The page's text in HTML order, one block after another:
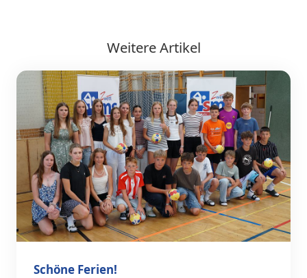
Weitere Artikel
Schöne Ferien!